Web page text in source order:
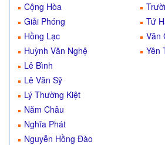
Cộng Hòa
Giải Phóng
Hồng Lạc
Huỳnh Văn Nghệ
Lê Bình
Lê Văn Sỹ
Lý Thường Kiệt
Năm Châu
Nghĩa Phát
Nguyễn Hồng Đào
Tứ
Văn
Yên